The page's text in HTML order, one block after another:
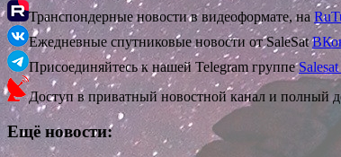
Транспондерные новости в видеоформате, на
Ежедневные спутниковые новости от SaleSat
Присоединяйтесь к нашей Telegram группе
Доступ в приватный новостной канал и полный
Ещё новости: